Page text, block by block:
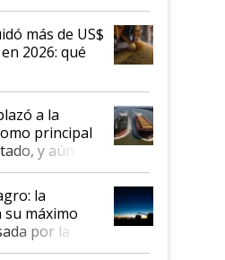
más de US$
2026: qué
a la
principal
y aún así
seis de cada
el
la
su máximo
por la